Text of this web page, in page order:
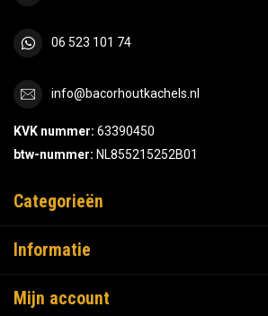
06 523 101 74
info@bacorhoutkachels.nl
KVK nummer: 63390450
btw-nummer: NL855215252B01
Categorieën
Informatie
Mijn account